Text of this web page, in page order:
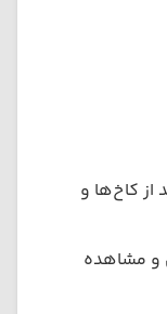
کاخ‌ها و
و مشاهده